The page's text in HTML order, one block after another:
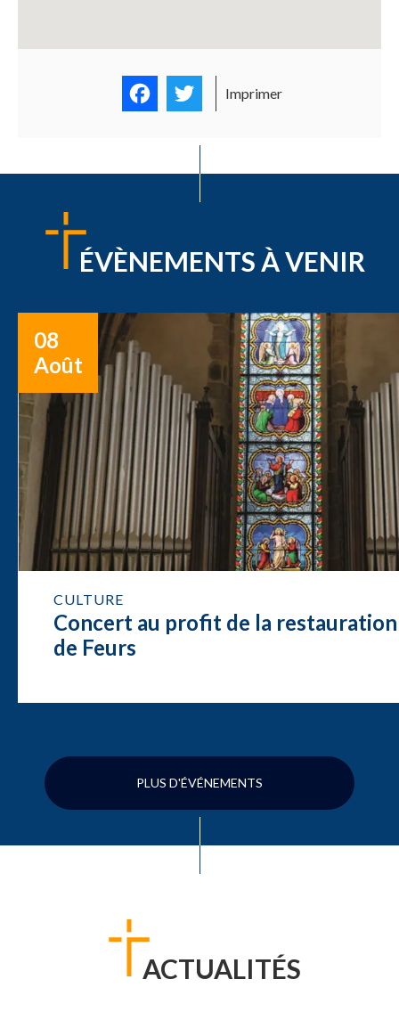
FacebookTwitter
Imprimer
ÉVÈNEMENTS À VENIR
08
Août
CULTURE
Concert au profit de la restauration
de Feurs
PLUS D'ÉVÉNEMENTS
ACTUALITÉS